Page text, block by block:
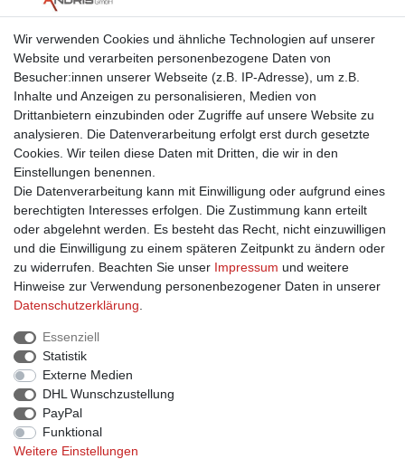
Einkaufen
Zahlungsarten
Versandarten & -kosten
Widerrufsrecht
Warenkorb
Zur Kasse
Hilfe
B2B Registrierung
Vertrag widerrufen
Kontakt
Datenschutzerklärung
Impressum
AGB
Wir verwenden Cookies und ähnliche Technologien auf unserer
Website und verarbeiten personenbezogene Daten von
Besucher:innen unserer Webseite (z.B. IP-Adresse), um z.B.
Inhalte und Anzeigen zu personalisieren, Medien von
Drittanbietern einzubinden oder Zugriffe auf unsere Website zu
analysieren. Die Datenverarbeitung erfolgt erst durch gesetzte
Cookies. Wir teilen diese Daten mit Dritten, die wir in den
Einstellungen benennen.
Die Datenverarbeitung kann mit Einwilligung oder aufgrund eines
berechtigten Interesses erfolgen. Die Zustimmung kann erteilt
oder abgelehnt werden. Es besteht das Recht, nicht einzuwilligen
und die Einwilligung zu einem späteren Zeitpunkt zu ändern oder
zu widerrufen. Beachten Sie unser Impressum und weitere
Hinweise zur Verwendung personenbezogener Daten in unserer
Daten­schutz­erklärung
Essenziell
Statistik
Externe Medien
DHL Wunschzustellung
PayPal
Funktional
Weitere Einstellungen